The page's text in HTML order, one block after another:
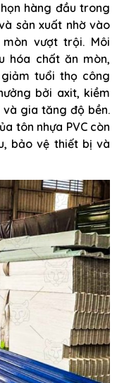
hàng đầu trong
sản xuất nhờ vào
vượt trội. Môi
hóa chất ăn mòn,
tuổi thọ công
bởi axit, kiềm
gia tăng độ bền.
tôn nhựa PVC còn
bảo vệ thiết bị và